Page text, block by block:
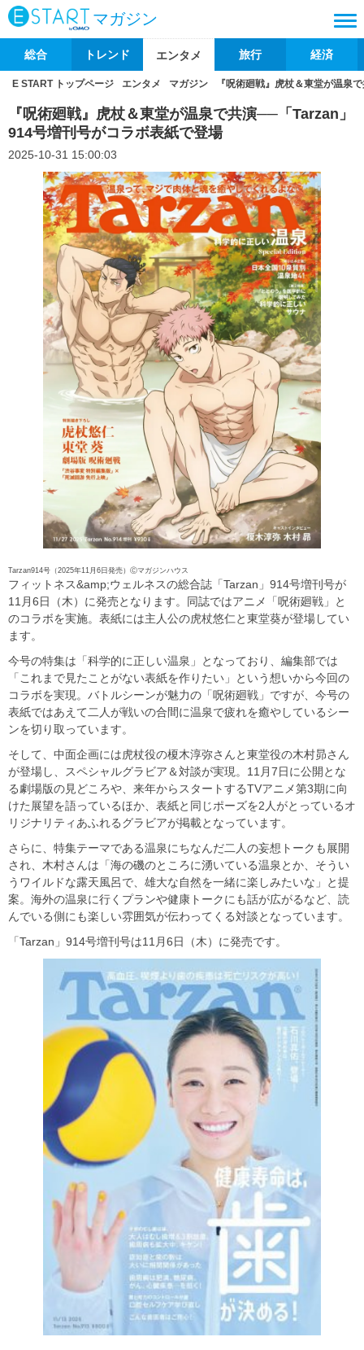
マガジン
総合 トレンド エンタメ 旅行 経済
E START トップページ エンタメ マガジン 『呪術廻戦』虎杖＆東堂が温泉
『呪術廻戦』虎杖＆東堂が温泉で共演──「Tarzan」
914号増刊号がコラボ表紙で登場
2025-10-31 15:00:03
Tarzan914号（2025年11月6日発売）Ⓒマガジンハウス
フィットネス&amp;ウェルネスの総合誌「Tarzan」914号増刊号が
11月6日（木）に発売となります。同誌ではアニメ「呪術廻戦」と
のコラボを実施。表紙には主人公の虎杖悠仁と東堂葵が登場してい
ます。
今号の特集は「科学的に正しい温泉」となっており、編集部では
「これまで見たことがない表紙を作りたい」という想いから今回の
コラボを実現。バトルシーンが魅力の「呪術廻戦」ですが、今号の
表紙ではあえて二人が戦いの合間に温泉で疲れを癒やしているシー
ンを切り取っています。
そして、中面企画には虎杖役の榎木淳弥さんと東堂役の木村昴さん
が登場し、スペシャルグラビア＆対談が実現。11月7日に公開とな
る劇場版の見どころや、来年からスタートするTVアニメ第3期に向
けた展望を語っているほか、表紙と同じポーズを2人がとっているオ
リジナリティあふれるグラビアが掲載となっています。
さらに、特集テーマである温泉にちなんだ二人の妄想トークも展開
され、木村さんは「海の磯のところに湧いている温泉とか、そうい
うワイルドな露天風呂で、雄大な自然を一緒に楽しみたいな」と提
案。海外の温泉に行くプランや健康トークにも話が広がるなど、読
んでいる側にも楽しい雰囲気が伝わってくる対談となっています。
「Tarzan」914号増刊号は11月6日（木）に発売です。